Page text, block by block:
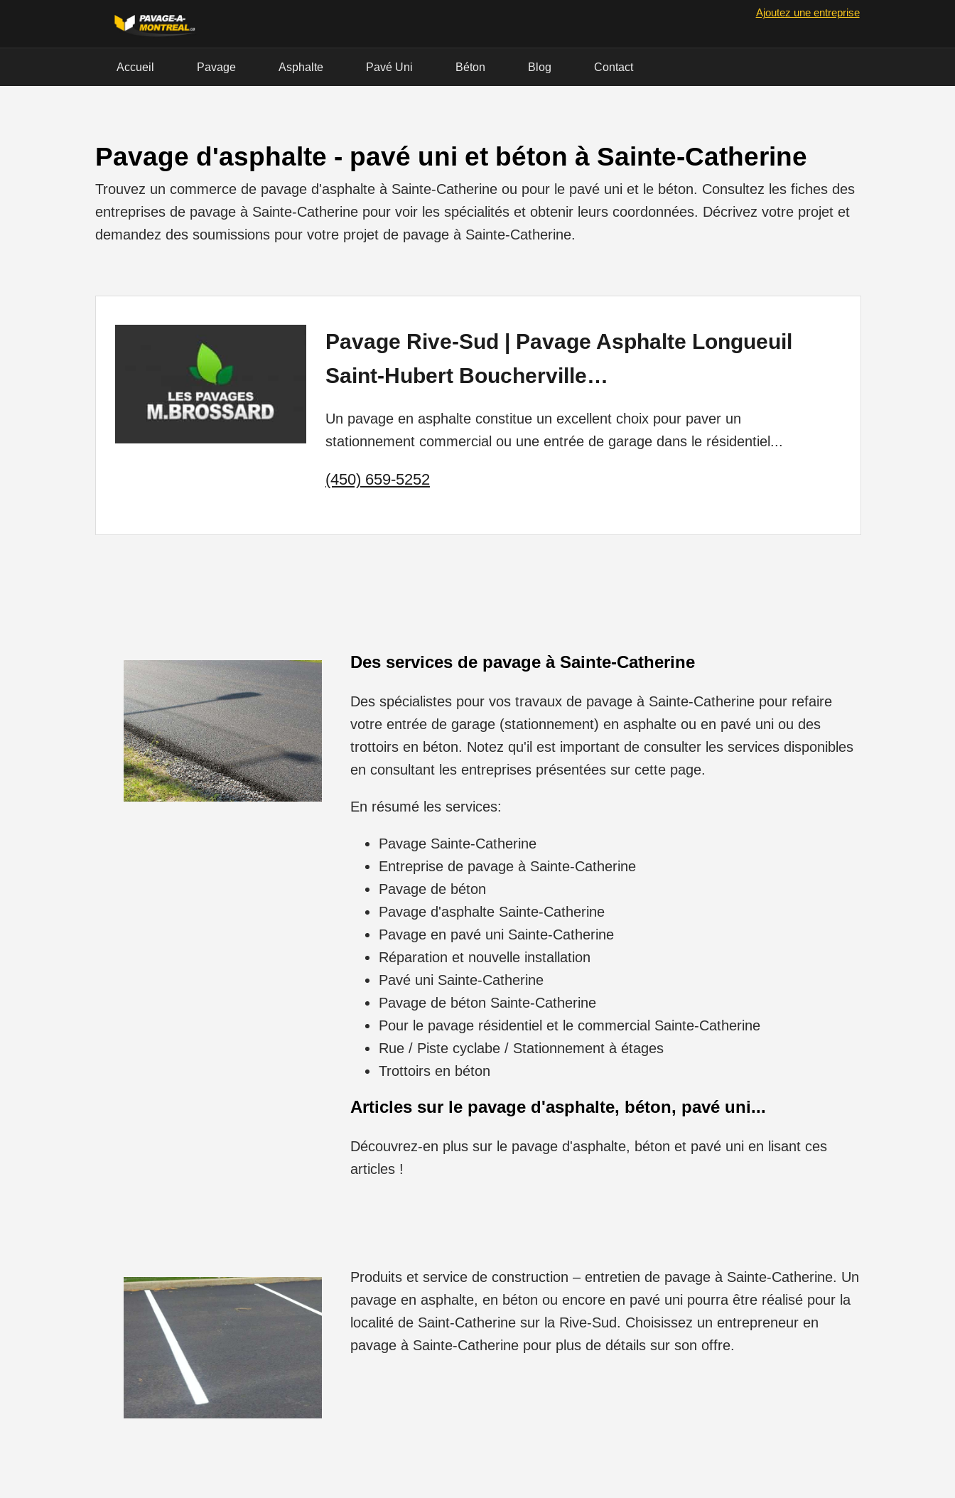
Ajoutez une entreprise
Accueil Pavage Asphalte Pavé Uni Béton Blog Contact
Pavage d'asphalte - pavé uni et béton à Sainte-Catherine
Trouvez un commerce de pavage d'asphalte à Sainte-Catherine ou pour le pavé uni et le béton. Consultez les fiches des
entreprises de pavage à Sainte-Catherine pour voir les spécialités et obtenir leurs coordonnées. Décrivez votre projet et
demandez des soumissions pour votre projet de pavage à Sainte-Catherine.
Pavage Rive-Sud | Pavage Asphalte Longueuil
Saint-Hubert Boucherville…
Un pavage en asphalte constitue un excellent choix pour paver un
stationnement commercial ou une entrée de garage dans le résidentiel...
(450) 659-5252
Des services de pavage à Sainte-Catherine
Des spécialistes pour vos travaux de pavage à Sainte-Catherine pour refaire
votre entrée de garage (stationnement) en asphalte ou en pavé uni ou des
trottoirs en béton. Notez qu'il est important de consulter les services disponibles
en consultant les entreprises présentées sur cette page.
En résumé les services:
Pavage Sainte-Catherine
Entreprise de pavage à Sainte-Catherine
Pavage de béton
Pavage d'asphalte Sainte-Catherine
Pavage en pavé uni Sainte-Catherine
Réparation et nouvelle installation
Pavé uni Sainte-Catherine
Pavage de béton Sainte-Catherine
Pour le pavage résidentiel et le commercial Sainte-Catherine
Rue / Piste cyclabe / Stationnement à étages
Trottoirs en béton
Articles sur le pavage d'asphalte, béton, pavé uni...
Découvrez-en plus sur le pavage d'asphalte, béton et pavé uni en lisant ces
articles !
Produits et service de construction – entretien de pavage à Sainte-Catherine. Un
pavage en asphalte, en béton ou encore en pavé uni pourra être réalisé pour la
localité de Saint-Catherine sur la Rive-Sud. Choisissez un entrepreneur en
pavage à Sainte-Catherine pour plus de détails sur son offre.